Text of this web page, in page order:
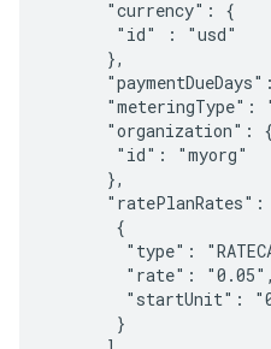
      "currency": {
       "id" : "usd"
      },
"meteringType":
      "organization": {
       "id": "myorg"
      },
"ratePlanRates":
       {
"type":
        "rate": "0.05",
       }